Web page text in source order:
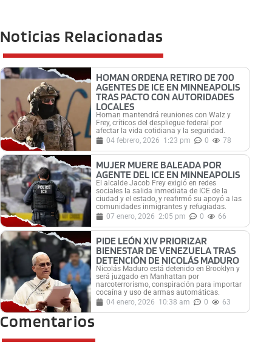
Noticias Relacionadas
HOMAN ORDENA RETIRO DE 700
AGENTES DE ICE EN MINNEAPOLIS
TRAS PACTO CON AUTORIDADES
LOCALES
Homan mantendrá reuniones con Walz y
Frey, críticos del despliegue federal por
afectar la vida cotidiana y la seguridad.
04 febrero, 2026 1:23 pm 0 78
MUJER MUERE BALEADA POR
AGENTE DEL ICE EN MINNEAPOLIS
El alcalde Jacob Frey exigió en redes
sociales la salida inmediata de ICE de la
ciudad y el estado, y reafirmó su apoyó a las
comunidades inmigrantes y refugiadas.
07 enero, 2026 2:05 pm 0 66
PIDE LEÓN XIV PRIORIZAR
BIENESTAR DE VENEZUELA TRAS
DETENCIÓN DE NICOLÁS MADURO
Nicolás Maduro está detenido en Brooklyn y
será juzgado en Manhattan por
narcoterrorismo, conspiración para importar
cocaína y uso de armas automáticas.
04 enero, 2026 10:38 am 0 63
Comentarios